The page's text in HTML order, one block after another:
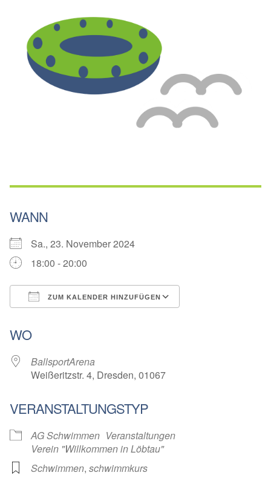
WANN
Sa., 23. November 2024
18:00 - 20:00
ZUM KALENDER HINZUFÜGEN
WO
BallsportArena
Weißeritzstr. 4, Dresden, 01067
VERANSTALTUNGSTYP
AG Schwimmen Veranstaltungen
Verein "Willkommen in Löbtau"
Schwimmen, schwimmkurs